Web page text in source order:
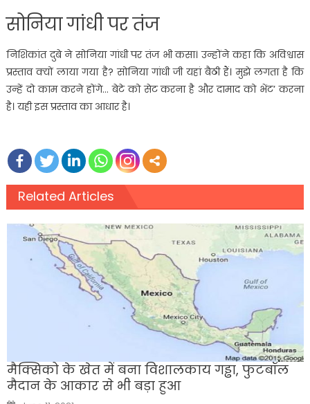
सोनिया गांधी पर तंज
निशिकांत दुबे ने सोनिया गांधी पर तंज भी कसा। उन्होंने कहा कि अविश्वास
प्रस्ताव क्यों लाया गया है? सोनिया गांधी जी यहां बैठी हैं। मुझे लगता है कि
उन्हें दो काम करने होंगे… बेटे को सेट करना है और दामाद को भेंट’ करना
है। यही इस प्रस्ताव का आधार है।
Related Articles
मैक्सिको के खेत में बना विशालकाय गड्ढा, फुटबॉल
मैदान के आकार से भी बड़ा हुआ